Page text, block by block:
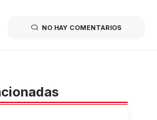
NO HAY COMENTARIOS